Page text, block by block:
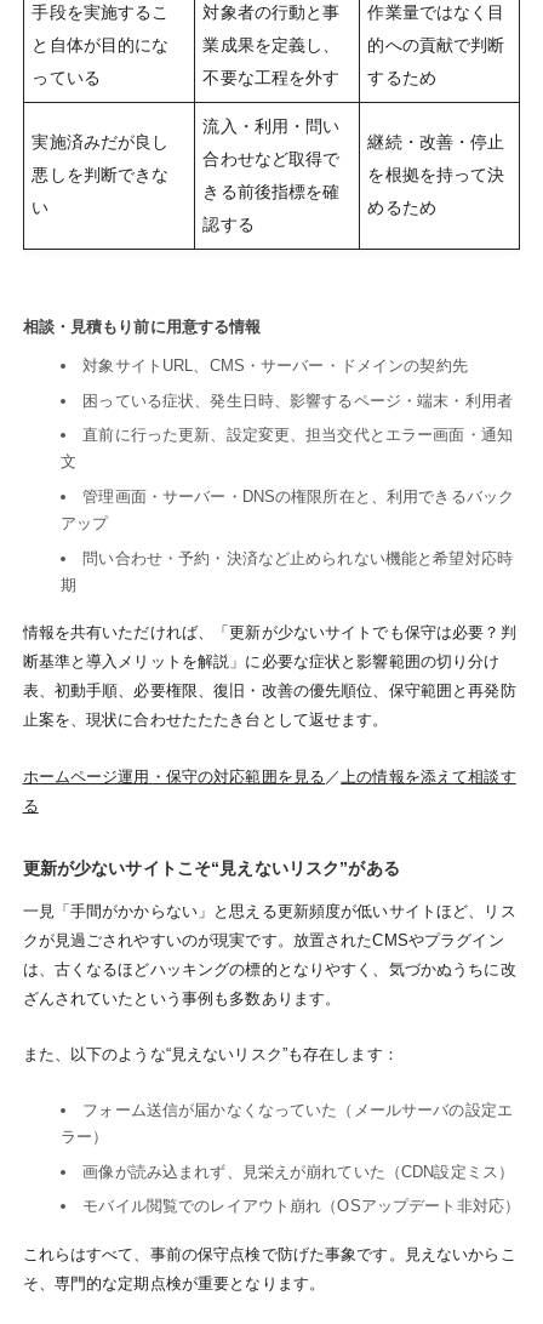
手段を実施するこ
と自体が目的にな
っている
対象者の行動と事
業成果を定義し、
不要な工程を外す
作業量ではなく目
的への貢献で判断
するため
実施済みだが良し
悪しを判断できな
い
流入・利用・問い
合わせなど取得で
きる前後指標を確
認する
継続・改善・停止
を根拠を持って決
めるため
相談・見積もり前に用意する情報
対象サイトURL、CMS・サーバー・ドメインの契約先
困っている症状、発生日時、影響するページ・端末・利用者
直前に行った更新、設定変更、担当交代とエラー画面・通知
文
管理画面・サーバー・DNSの権限所在と、利用できるバック
アップ
問い合わせ・予約・決済など止められない機能と希望対応時
期
情報を共有いただければ、「更新が少ないサイトでも保守は必要？判
断基準と導入メリットを解説」に必要な症状と影響範囲の切り分け
表、初動手順、必要権限、復旧・改善の優先順位、保守範囲と再発防
止案を、現状に合わせたたたき台として返せます。
ホームページ運用・保守の対応範囲を見る ／ 上の情報を添えて相談す
る
更新が少ないサイトこそ“見えないリスク”がある
一見「手間がかからない」と思える更新頻度が低いサイトほど、リス
クが見過ごされやすいのが現実です。放置されたCMSやプラグイン
は、古くなるほどハッキングの標的となりやすく、気づかぬうちに改
ざんされていたという事例も多数あります。
また、以下のような“見えないリスク”も存在します：
フォーム送信が届かなくなっていた（メールサーバの設定エ
ラー）
画像が読み込まれず、見栄えが崩れていた（CDN設定ミス）
モバイル閲覧でのレイアウト崩れ（OSアップデート非対応）
これらはすべて、事前の保守点検で防げた事象です。見えないからこ
そ、専門的な定期点検が重要となります。